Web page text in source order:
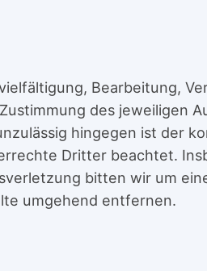
Bearbeitung,
des jeweiligen
hingegen ist der
Dritter beachtet.
bitten wir um
umgehend entfernen.